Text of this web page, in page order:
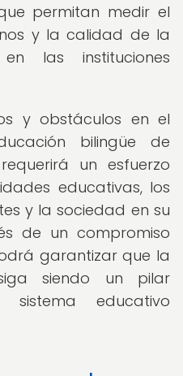
permitan medir el
y la calidad de la
las instituciones
y obstáculos en el
bilingüe de
un esfuerzo
educativas, los
y la sociedad en su
de un compromiso
garantizar que la
siendo un pilar
educativo